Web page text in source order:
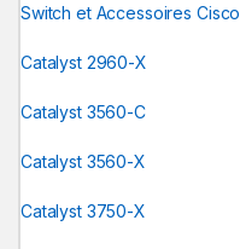
Switch et Accessoires Cisco
Catalyst 2960-X
Catalyst 3560-C
Catalyst 3560-X
Catalyst 3750-X